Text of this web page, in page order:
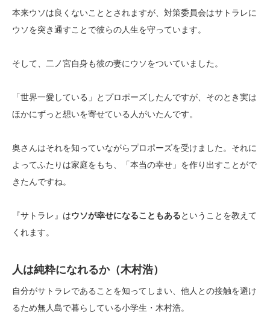
本来ウソは良くないこととされますが、対策委員会はサトラレに
ウソを突き通すことで彼らの人生を守っています。
そして、二ノ宮自身も彼の妻にウソをついていました。
「世界一愛している」とプロポーズしたんですが、そのとき実は
ほかにずっと想いを寄せている人がいたんです。
奥さんはそれを知っていながらプロポーズを受けました。それに
よってふたりは家庭をもち、「本当の幸せ」を作り出すことがで
きたんですね。
『サトラレ』はウソが幸せになることもあるということを教えて
くれます。
人は純粋になれるか（木村浩）
自分がサトラレであることを知ってしまい、他人との接触を避け
るため無人島で暮らしている小学生・木村浩。